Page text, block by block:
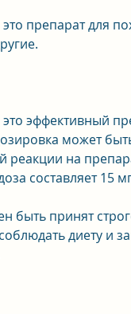
это препарат для
это эффективный
может
реакции на
составляет 15
быть принят
диету и